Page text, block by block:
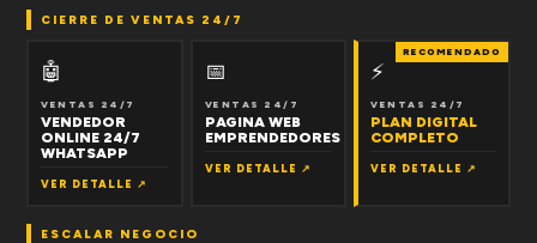
CIERRE DE VENTAS 24/7
🤖
VENTAS 24/7
VENDEDOR
ONLINE 24/7
WHATSAPP
VER DETALLE ↗
📅
VENTAS 24/7
PAGINA WEB
EMPRENDEDORES
VER DETALLE ↗
RECOMENDADO
⚡
VENTAS 24/7
PLAN DIGITAL
COMPLETO
VER DETALLE ↗
ESCALAR NEGOCIO